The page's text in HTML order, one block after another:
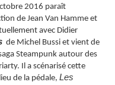
2016 paraît
de Jean Van Hamme et
avec Didier
de Michel Bussi et vient de
Steampunk autour des
Il a scénarisé cette
de la pédale, Les